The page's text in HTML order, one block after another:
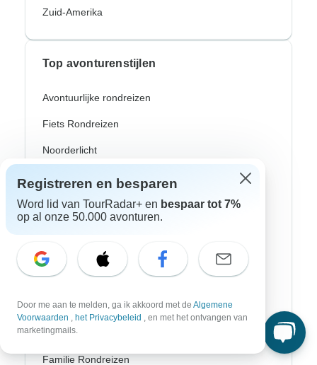
Zuid-Amerika
Top avonturenstijlen
Avontuurlijke rondreizen
Fiets Rondreizen
Noorderlicht
Riviercruises
Afrika Safari
Culturele Rondreizen
Bus Rondreizen
Trein / Spoor Reizen
Strand Rondreizen
Familie Rondreizen
Registreren en besparen
Word lid van TourRadar+ en bespaar tot 7%
op al onze 50.000 avonturen.
Door me aan te melden, ga ik akkoord met de Algemene
Voorwaarden , het Privacybeleid , en met het ontvangen van
marketingmails.